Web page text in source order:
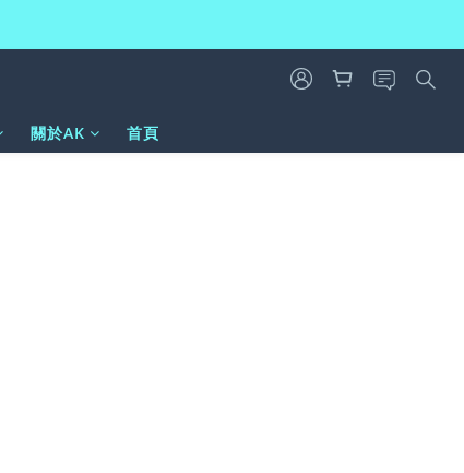
關於AK 首頁